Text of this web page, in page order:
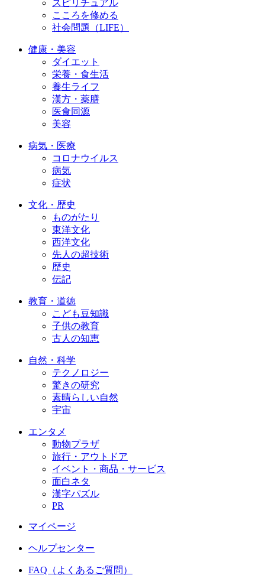
スピリチュアル
こころを修める
社会問題（LIFE）
健康・美容
ダイエット
栄養・食生活
養生ライフ
漢方・薬膳
医食同源
美容
病気・医療
コロナウイルス
病気
症状
文化・歴史
ものがたり
東洋文化
西洋文化
先人の超技術
歴史
伝記
教育・道徳
こども豆知識
子供の教育
古人の知恵
自然・科学
テクノロジー
驚きの研究
素晴らしい自然
宇宙
エンタメ
動物プラザ
旅行・アウトドア
イベント・商品・サービス
面白ネタ
漢字パズル
PR
マイページ
ヘルプセンター
FAQ（よくあるご質問）